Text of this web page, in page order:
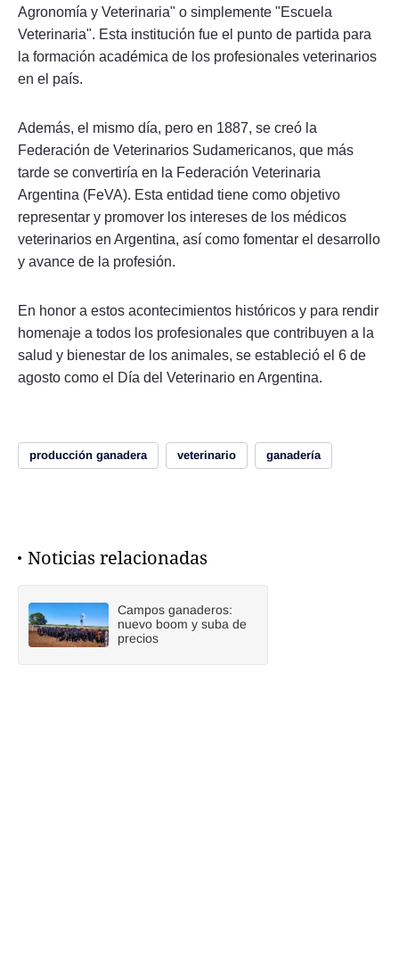
Agronomía y Veterinaria" o simplemente "Escuela
Veterinaria". Esta institución fue el punto de partida para
la formación académica de los profesionales veterinarios
en el país.
Además, el mismo día, pero en 1887, se creó la
Federación de Veterinarios Sudamericanos, que más
tarde se convertiría en la Federación Veterinaria
Argentina (FeVA). Esta entidad tiene como objetivo
representar y promover los intereses de los médicos
veterinarios en Argentina, así como fomentar el desarrollo
y avance de la profesión.
En honor a estos acontecimientos históricos y para rendir
homenaje a todos los profesionales que contribuyen a la
salud y bienestar de los animales, se estableció el 6 de
agosto como el Día del Veterinario en Argentina.
producción ganadera veterinario ganadería
Noticias relacionadas
Campos ganaderos:
nuevo boom y suba de
precios